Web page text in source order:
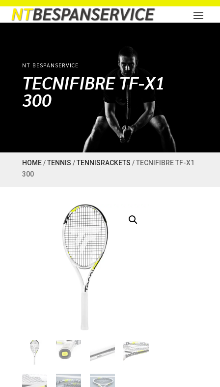
NT BESPANSERVICE
TECNIFIBRE TF-X1
300
HOME/TENNIS /TENNISRACKETS / TECNIFIBRE TF-X1
300